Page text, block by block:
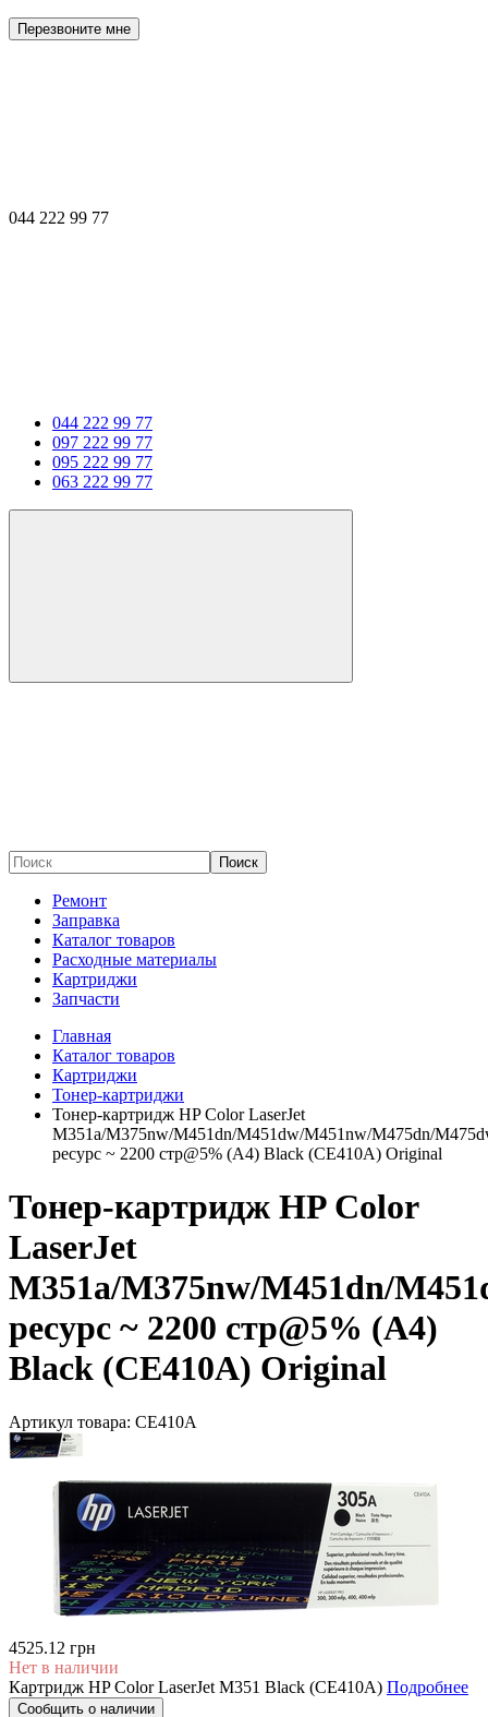
Перезвоните мне
044 222 99 77
044 222 99 77
097 222 99 77
095 222 99 77
063 222 99 77
Поиск
Ремонт
Заправка
Каталог товаров
Расходные материалы
Картриджи
Запчасти
Главная
Каталог товаров
Картриджи
Тонер-картриджи
Тонер-картридж HP Color LaserJet
M351a/M375nw/M451dn/M451dw/M451nw/M475dn/
ресурс ~ 2200 стр@5% (A4) Black (CE410A) Original
Тонер-картридж HP Color
LaserJet
M351a/M375nw/M451dn/
ресурс ~ 2200 стр@5% (A4)
Black (CE410A) Original
Артикул товара: CE410A
4525.12 грн
Нет в наличии
Картридж HP Color LaserJet M351 Black (CE410A) Подробнее
Сообщить о наличии